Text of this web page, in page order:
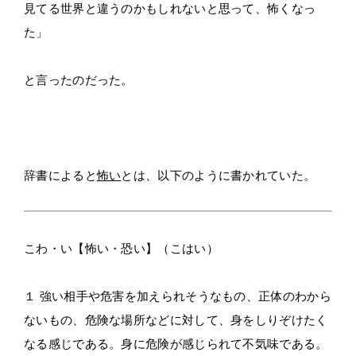
見てる世界と違うのかもしれないと思って、怖くなっ
た」
と言ったのだった。
辞書によると怖いとは、以下のように書かれていた。
こわ・い【怖い・恐い】（こはい）
１ 強い相手や危害を加えられそうなもの、 正体のわから
ないもの、 危険な場所などに対して、身をしりぞけたく
なる感じである。身に危険が感じられて不気味である。